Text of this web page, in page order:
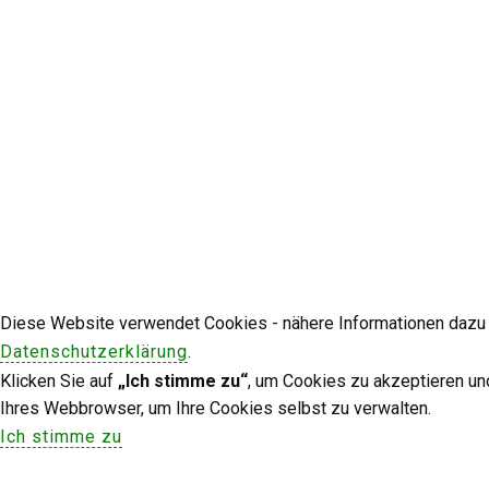
Diese Website verwendet Cookies - nähere Informationen
Datenschutzerklärung.
Klicken Sie auf „Ich stimme zu“, um Cookies zu akzeptieren
Ihres Webbrowser, um Ihre Cookies selbst zu verwalten.
Ich stimme zu